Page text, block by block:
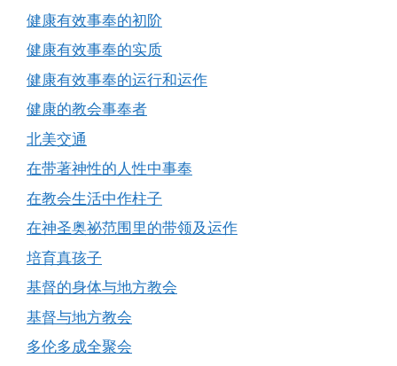
健康有效事奉的初阶
健康有效事奉的实质
健康有效事奉的运行和运作
健康的教会事奉者
北美交通
在带著神性的人性中事奉
在教会生活中作柱子
在神圣奥祕范围里的带领及运作
培育真孩子
基督的身体与地方教会
基督与地方教会
多伦多成全聚会